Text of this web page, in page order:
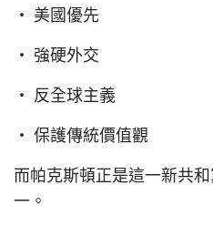
• 美國優先
• 強硬外交
• 反全球主義
• 保護傳統價值觀
而帕克斯頓正是這一新共
一。